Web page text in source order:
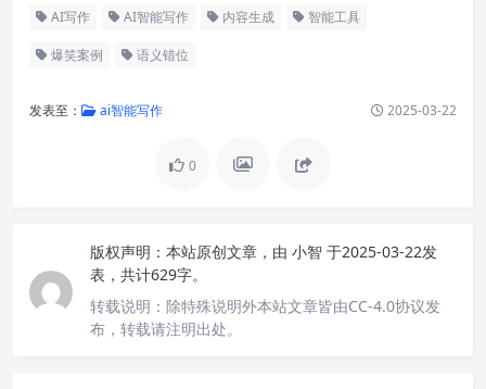
AI写作 AI智能写作 内容生成 智能工具
爆笑案例 语义错位
发表至： ai智能写作 2025-03-22
0
版权声明： 本站原创文章，由 小智 于2025-03-22发
表，共计629字。
转载说明： 除特殊说明外本站文章皆由CC-4.0协议发
布，转载请注明出处。